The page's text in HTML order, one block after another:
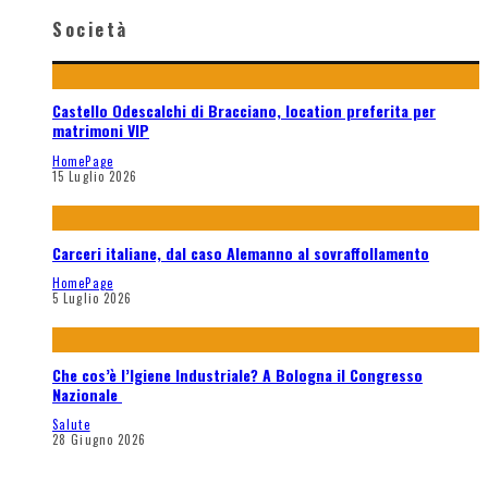
Società
Castello Odescalchi di Bracciano, location preferita per
matrimoni VIP
HomePage
15 Luglio 2026
Carceri italiane, dal caso Alemanno al sovraffollamento
HomePage
5 Luglio 2026
Che cos’è l’Igiene Industriale? A Bologna il Congresso
Nazionale
Salute
28 Giugno 2026